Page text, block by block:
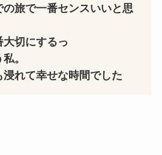
の旅で一番センスいいと思
大切にするっ
。
浸れて幸せな時間でした